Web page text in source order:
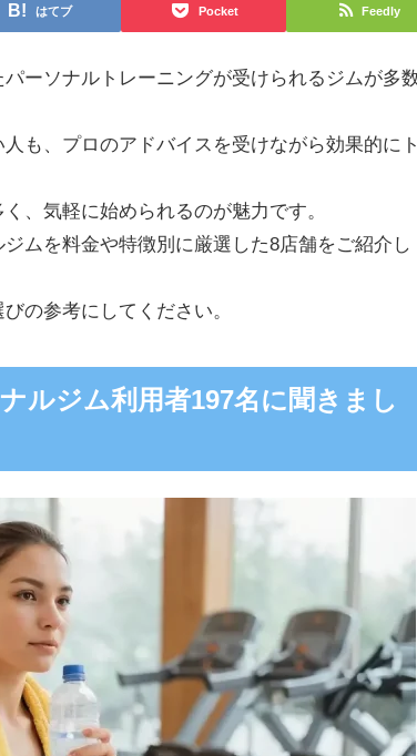
はてブ Pocket Feedly
ーソナルトレーニングが受けられるジムが多
も、プロのアドバイスを受けながら効果的にト
、気軽に始められるのが魅力です。
ムを料金や特徴別に厳選した8店舗をご紹介し
の参考にしてください。
ルジム利用者197名に聞きまし